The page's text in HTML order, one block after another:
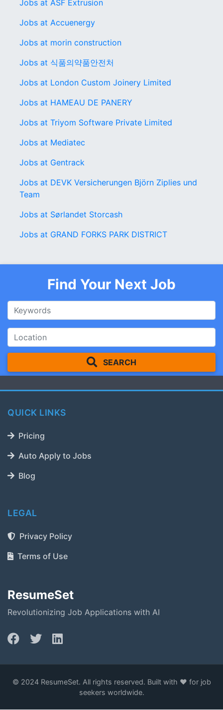
Jobs at ASF Extrusion
Jobs at Accuenergy
Jobs at morin construction
Jobs at 식품의약품안전처
Jobs at London Custom Joinery Limited
Jobs at HAMEAU DE PANERY
Jobs at Triyom Software Private Limited
Jobs at Mediatec
Jobs at Gentrack
Jobs at DEVK Versicherungen Björn Ziplies und
Team
Jobs at Sørlandet Storcash
Jobs at GRAND FORKS PARK DISTRICT
Find Your Next Job
SEARCH
QUICK LINKS
Pricing
Auto Apply to Jobs
Blog
LEGAL
Privacy Policy
Terms of Use
ResumeSet
Revolutionizing Job Applications with AI
© 2024 ResumeSet. All rights reserved. Built with ❤️ for job
seekers worldwide.